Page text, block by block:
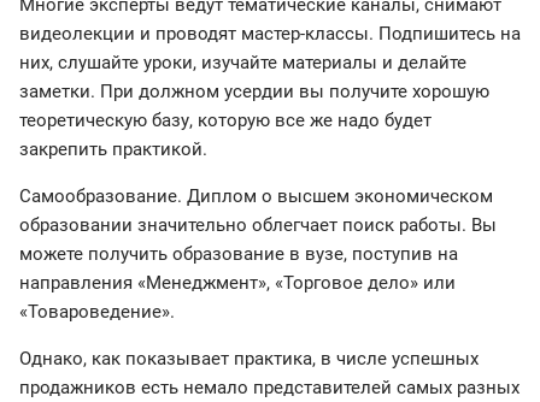
Многие эксперты ведут тематические каналы, снимают
видеолекции и проводят мастер-классы. Подпишитесь на
них, слушайте уроки, изучайте материалы и делайте
заметки. При должном усердии вы получите хорошую
теоретическую базу, которую все же надо будет
закрепить практикой.
Самообразование. Диплом о высшем экономическом
образовании значительно облегчает поиск работы. Вы
можете получить образование в вузе, поступив на
направления «Менеджмент», «Торговое дело» или
«Товароведение».
Однако, как показывает практика, в числе успешных
продажников есть немало представителей самых разных